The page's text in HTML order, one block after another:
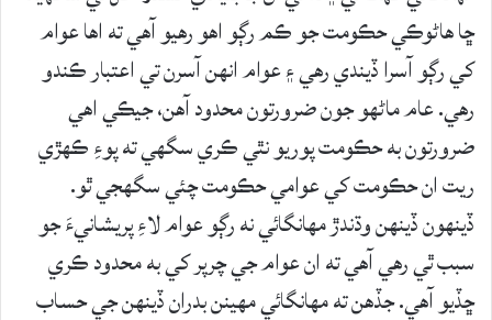
ڇا هاڻوڪي حڪومت جو ڪم رڳو اهو رهيو آهي ته اها عوام
کي رڳو آسرا ڏيندي رهي ۽ عوام انهن آسرن تي اعتبار ڪندو
رهي. عام ماڻهو جون ضرورتون محدود آهن، جيڪي اهي
ضرورتون به حڪومت پوريو نٿي ڪري سگهي ته پوءِ ڪهڙي
ريت ان حڪومت کي عوامي حڪومت چئي سگهجي ٿو.
ڏينهون ڏينهن وڌندڙ مهانگائي نه رڳو عوام لاءِ پريشانيءَ جو
سبب ٿي رهي آهي ته ان عوام جي چرپر کي به محدود ڪري
ڇڏيو آهي. جڏهن ته مهانگائي مهينن بدران ڏينهن جي حساب